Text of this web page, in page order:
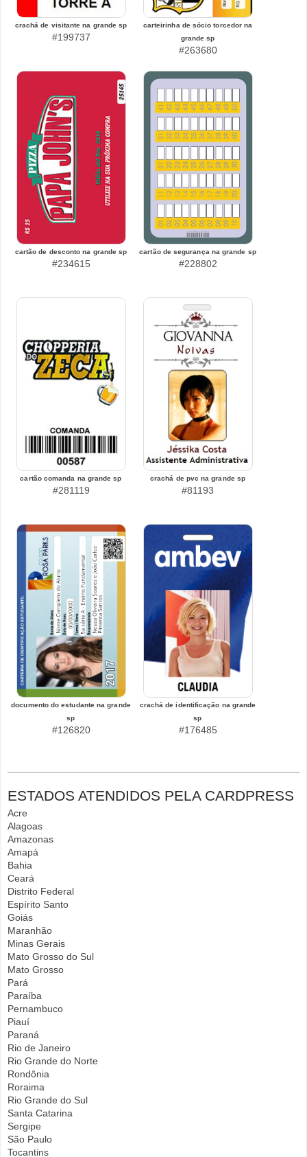
crachá de visitante na grande sp
#199737
carteirinha de sócio torcedor na
grande sp
#263680
cartão de desconto na grande sp
#234615
cartão de segurança na grande sp
#228802
cartão comanda na grande sp
#281119
crachá de pvc na grande sp
#81193
documento do estudante na grande
sp
#126820
crachá de identificação na grande
sp
#176485
ESTADOS ATENDIDOS PELA CARDPRESS
Acre
Alagoas
Amazonas
Amapá
Bahia
Ceará
Distrito Federal
Espírito Santo
Goiás
Maranhão
Minas Gerais
Mato Grosso do Sul
Mato Grosso
Pará
Paraíba
Pernambuco
Piauí
Paraná
Rio de Janeiro
Rio Grande do Norte
Rondônia
Roraima
Rio Grande do Sul
Santa Catarina
Sergipe
São Paulo
Tocantins